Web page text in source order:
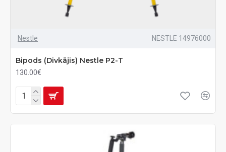
Nestle NESTLE 14976000
Bipods (Divkājis) Nestle P2-T
130.00€